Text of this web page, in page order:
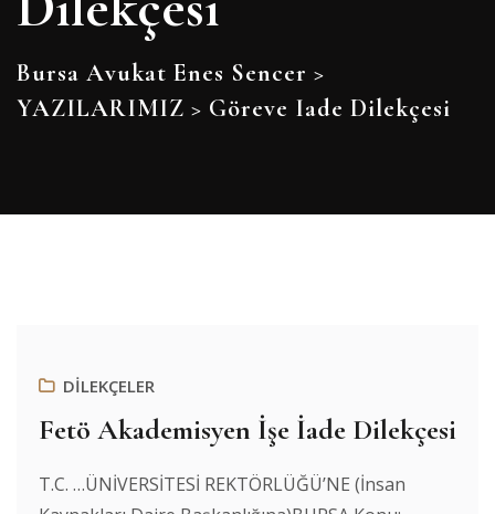
Bursa Avukat Enes Sencer >
YAZILARIMIZ > Göreve Iade Dilekçesi
DİLEKÇELER
Fetö Akademisyen İşe İade Dilekçesi
T.C. …ÜNİVERSİTESİ REKTÖRLÜĞÜ’NE (İnsan